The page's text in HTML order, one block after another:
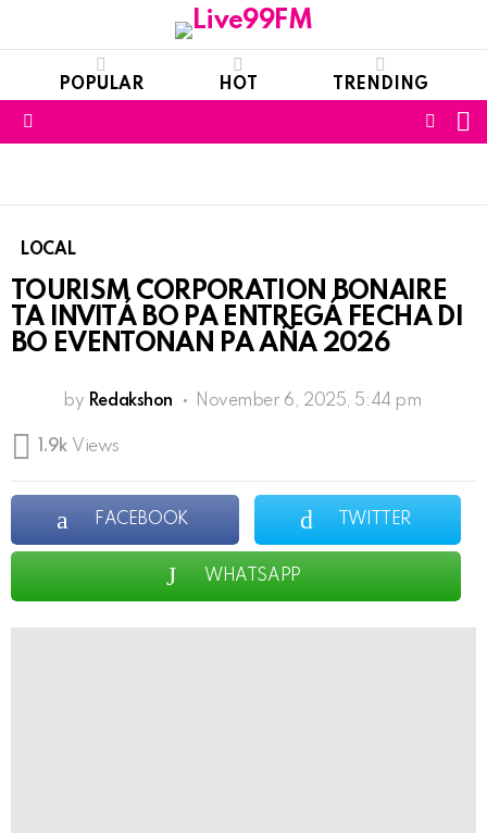
POPULAR HOT TRENDING
LOCAL
TOURISM CORPORATION BONAIRE
TA INVITÁ BO PA ENTREGÁ FECHA DI
BO EVENTONAN PA AÑA 2026
by Redakshon November 6, 2025, 5:44 pm
1.9k Views
FACEBOOK TWITTER
WHATSAPP